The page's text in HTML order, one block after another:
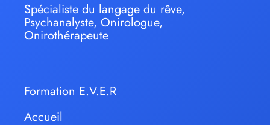
Spécialiste du langage du rêve,
Psychanalyste, Onirologue,
Onirothérapeute
Formation E.V.E.R
Accueil